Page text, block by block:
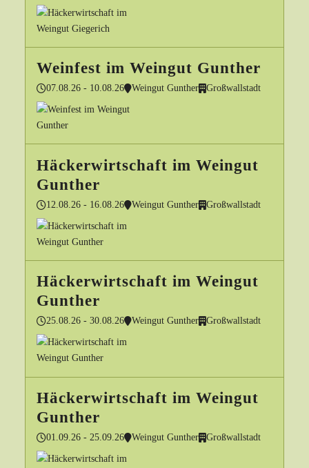
Weinfest im Weingut Gunther
07.08.26 - 10.08.26 Weingut Gunther Großwallstadt
Häckerwirtschaft im Weingut
Gunther
12.08.26 - 16.08.26 Weingut Gunther Großwallstadt
Häckerwirtschaft im Weingut
Gunther
25.08.26 - 30.08.26 Weingut Gunther Großwallstadt
Häckerwirtschaft im Weingut
Gunther
01.09.26 - 25.09.26 Weingut Gunther Großwallstadt